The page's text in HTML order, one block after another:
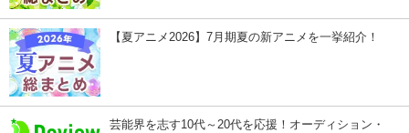
【夏アニメ2026】7月期夏の新アニメを一挙紹介！
芸能界を志す10代～20代を応援！オーディション・